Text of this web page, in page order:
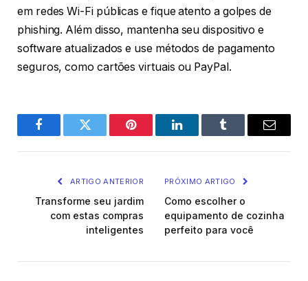
em redes Wi-Fi públicas e fique atento a golpes de
phishing. Além disso, mantenha seu dispositivo e
software atualizados e use métodos de pagamento
seguros, como cartões virtuais ou PayPal.
FacebookTwitter Pinterest O
Tumblr
E-
ARTIGO ANTERIOR
Transforme seu jardim
com estas compras
inteligentes
PRÓXIMO ARTIGO
Como escolher o
equipamento de cozinha
perfeito para você